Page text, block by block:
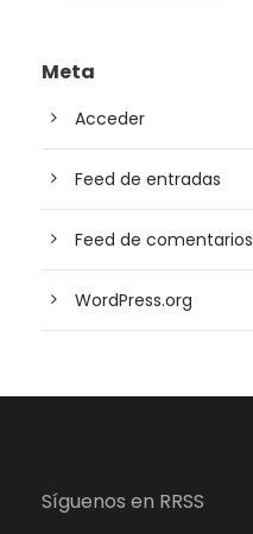
Meta
Acceder
Feed de entradas
Feed de comentarios
WordPress.org
Síguenos en RRSS